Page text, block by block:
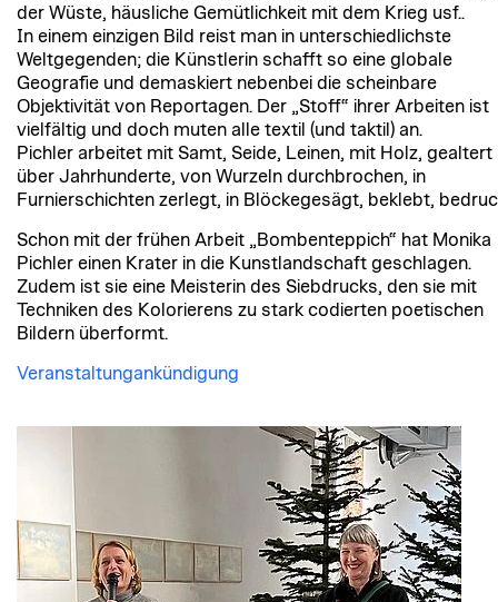
der Wüste, häusliche Gemütlichkeit mit dem Krieg usf..
In einem einzigen Bild reist man in unterschiedlichste
Weltgegenden; die Künstlerin schafft so eine globale
Geografie und demaskiert nebenbei die scheinbare
Objektivität von Reportagen. Der „Stoff“ ihrer Arbeiten ist
vielfältig und doch muten alle textil (und taktil) an.
Pichler arbeitet mit Samt, Seide, Leinen, mit Holz, gealtert
über Jahrhunderte, von Wurzeln durchbrochen, in
Furnierschichten zerlegt, in Blöckegesägt, beklebt,
Schon mit der frühen Arbeit „Bombenteppich“ hat Monika
Pichler einen Krater in die Kunstlandschaft geschlagen.
Zudem ist sie eine Meisterin des Siebdrucks, den sie mit
Techniken des Kolorierens zu stark codierten poetischen
Bildern überformt.
Veranstaltungankündigung